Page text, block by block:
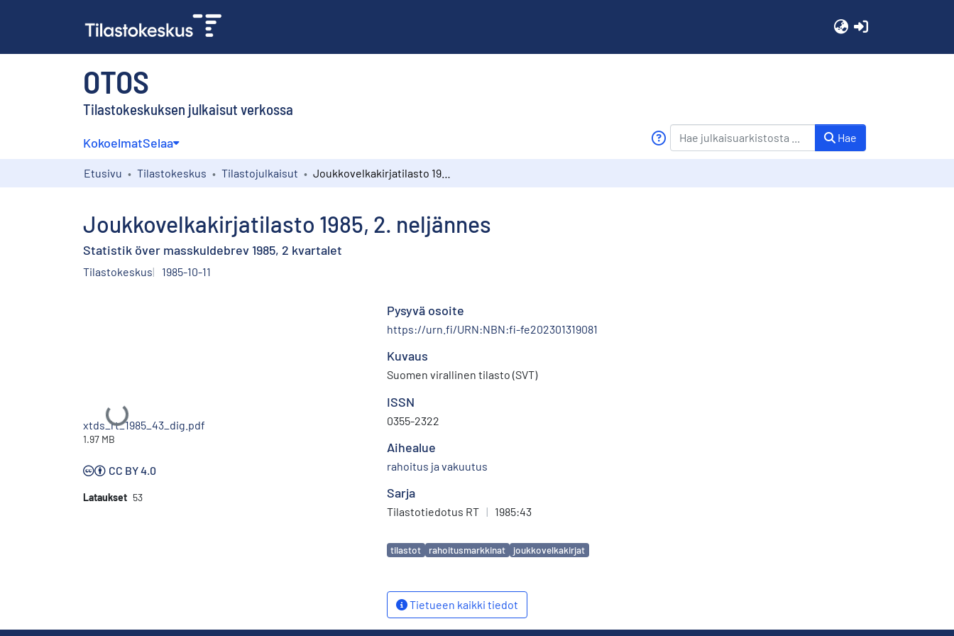
OTOS
Tilastokeskuksen julkaisut verkossa
KokoelmatSelaa Hae
Etusivu Tilastokeskus Tilastojulkaisut
Joukkovelkakirjatilasto 1985, 2. neljännes
Statistik över masskuldebrev 1985, 2 kvartalet
Tilastokeskus 1985-10-11
Ladataan...
xtds_rt_1985_43_dig.pdf
1.97 MB
CC BY 4.0
Lataukset 53
Pysyvä osoite
https://urn.fi/URN:NBN:fi-fe202301319081
Kuvaus
Suomen virallinen tilasto (SVT)
ISSN
0355-2322
Aihealue
rahoitus ja vakuutus
Sarja
Tilastotiedotus RT | 1985:43
Avainsanat
tilastot rahoitusmarkkinat joukkovelkakirjat
Tietueen kaikki tiedot